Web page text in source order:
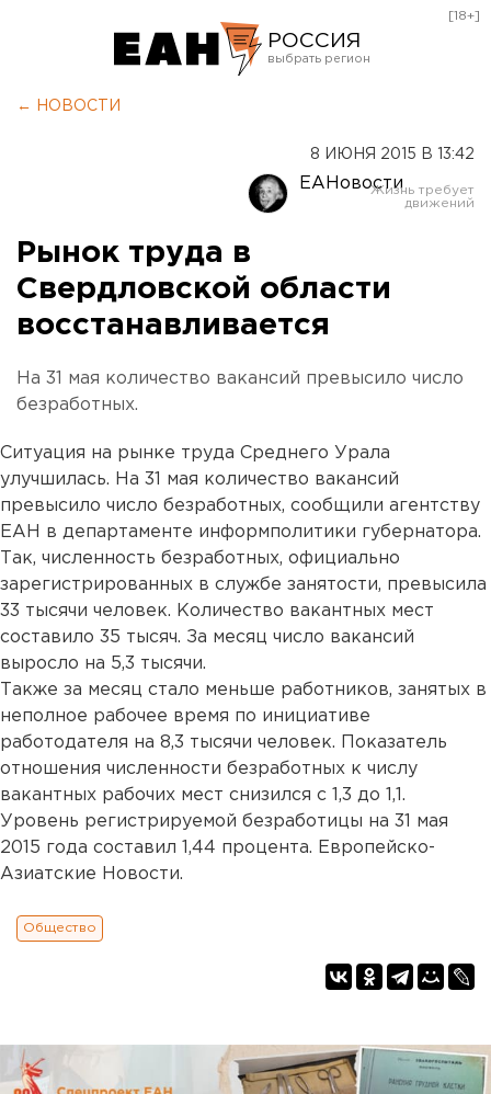
РОССИЯ
Оренбург
[18+]
← НОВОСТИ
8 ИЮНЯ 2015 В 13:42
ЕАНовости
Рынок труда в
Свердловской области
восстанавливается
На 31 мая количество вакансий превысило число
безработных.
Ситуация на рынке труда Среднего Урала
улучшилась. На 31 мая количество вакансий
превысило число безработных, сообщили агентству
ЕАН в департаменте информполитики губернатора.
Так, численность безработных, официально
зарегистрированных в службе занятости, превысила
33 тысячи человек. Количество вакантных мест
составило 35 тысяч. За месяц число вакансий
выросло на 5,3 тысячи.
Также за месяц стало меньше работников, занятых в
неполное рабочее время по инициативе
работодателя на 8,3 тысячи человек. Показатель
отношения численности безработных к числу
вакантных рабочих мест снизился с 1,3 до 1,1.
Уровень регистрируемой безработицы на 31 мая
2015 года составил 1,44 процента. Европейско-
Азиатские Новости.
Общество